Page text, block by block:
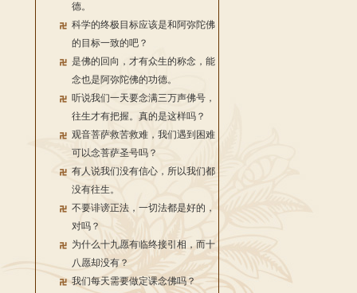
德。
科学的终极目标应该是和阿弥陀佛
的目标一致的吧？
是佛的回向，才有众生的称念，能
念也是阿弥陀佛的功德。
听说我们一天要念满三万声佛号，
往生才有把握。真的是这样吗？
观音菩萨救苦救难，我们遇到困难
可以念菩萨圣号吗？
有人说我们没有信心，所以我们都
没有往生。
不要诽谤正法，一切法都是好的，
对吗？
为什么十九愿有临终接引相，而十
八愿却没有？
我们每天需要做定课念佛吗？